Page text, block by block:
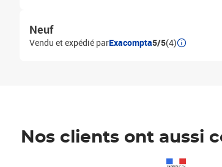
Neuf
Vendu et expédié parExacompta5/5(4)
Nos clients ont aussi